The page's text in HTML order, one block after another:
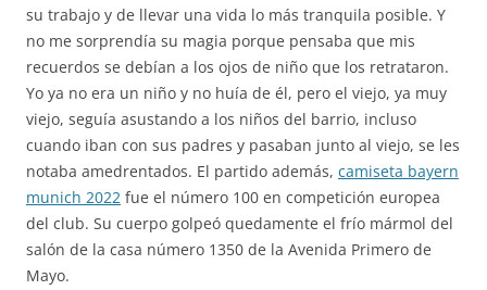
su trabajo y de llevar una vida lo más tranquila posible. Y
no me sorprendía su magia porque pensaba que mis
recuerdos se debían a los ojos de niño que los retrataron.
Yo ya no era un niño y no huía de él, pero el viejo, ya muy
viejo, seguía asustando a los niños del barrio, incluso
cuando iban con sus padres y pasaban junto al viejo, se les
notaba amedrentados. El partido además, camiseta bayern
munich 2022 fue el número 100 en competición europea
del club. Su cuerpo golpeó quedamente el frío mármol del
salón de la casa número 1350 de la Avenida Primero de
Mayo.